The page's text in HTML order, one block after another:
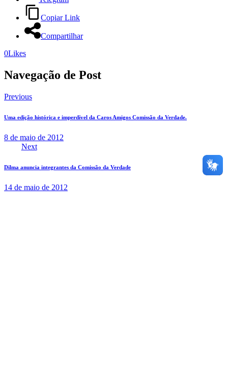
Copiar Link
Compartilhar
0Likes
Navegação de Post
Previous
Uma edição histórica e imperdível da Caros Amigos Comissão da Verdade.
8 de maio de 2012
Next
Dilma anuncia integrantes da Comissão da Verdade
14 de maio de 2012